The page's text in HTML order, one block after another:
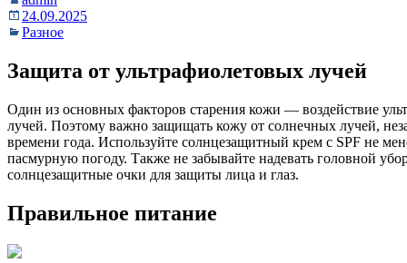
24.09.2025
Разное
Защита от ультрафиолетовых лучей
Один из основных факторов старения кожи — воздействие
лучей. Поэтому важно защищать кожу от солнечных лучей,
времени года. Используйте солнцезащитный крем с SPF не
пасмурную погоду. Также не забывайте надевать головной
солнцезащитные очки для защиты лица и глаз.
Правильное питание